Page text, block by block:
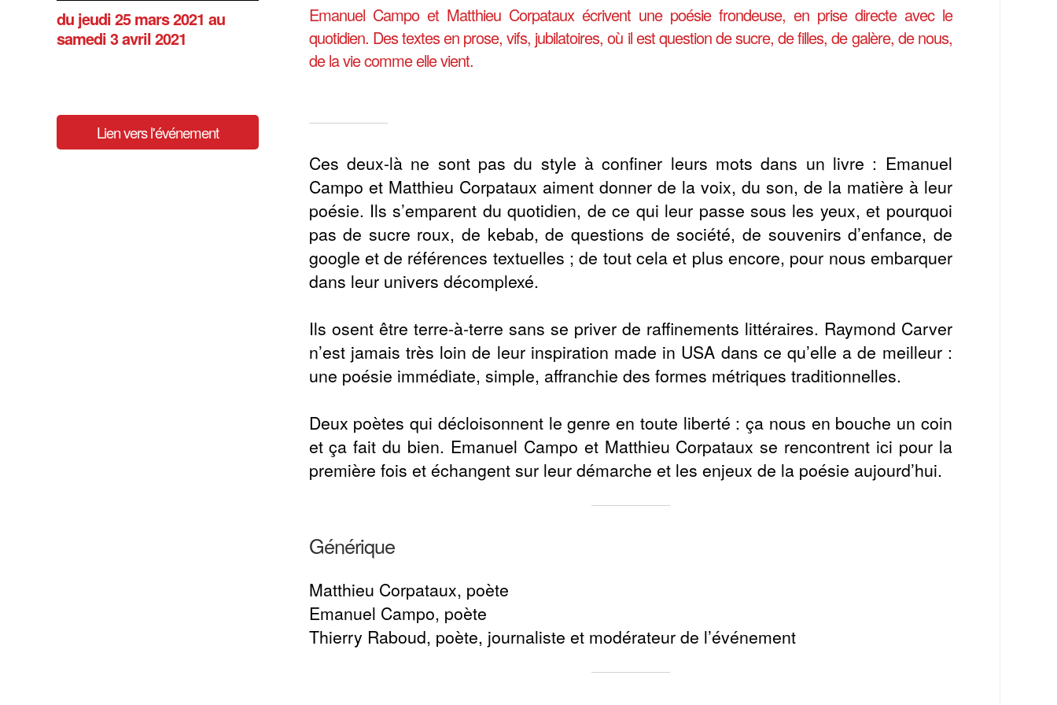
du jeudi 25 mars 2021 au
samedi 3 avril 2021
Lien vers l'événement
Emanuel Campo et Matthieu Corpataux écrivent une poésie frondeuse, en prise directe avec le
quotidien. Des textes en prose, vifs, jubilatoires, où il est question de sucre, de filles, de galère, de nous,
de la vie comme elle vient.
Ces deux-là ne sont pas du style à confiner leurs mots dans un livre : Emanuel
Campo et Matthieu Corpataux aiment donner de la voix, du son, de la matière à leur
poésie. Ils s’emparent du quotidien, de ce qui leur passe sous les yeux, et pourquoi
pas de sucre roux, de kebab, de questions de société, de souvenirs d’enfance, de
google et de références textuelles ; de tout cela et plus encore, pour nous embarquer
dans leur univers décomplexé.
Ils osent être terre-à-terre sans se priver de raffinements littéraires. Raymond Carver
n’est jamais très loin de leur inspiration made in USA dans ce qu’elle a de meilleur :
une poésie immédiate, simple, affranchie des formes métriques traditionnelles.
Deux poètes qui décloisonnent le genre en toute liberté : ça nous en bouche un coin
et ça fait du bien. Emanuel Campo et Matthieu Corpataux se rencontrent ici pour la
première fois et échangent sur leur démarche et les enjeux de la poésie aujourd’hui.
Générique
Matthieu Corpataux, poète
Emanuel Campo, poète
Thierry Raboud, poète, journaliste et modérateur de l’événement